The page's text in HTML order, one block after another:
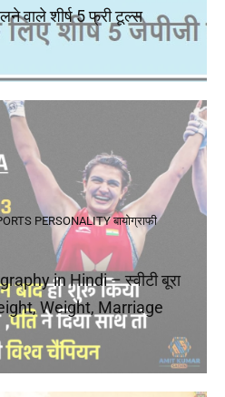
वाले शीर्ष 5 फ्री टूल्स
PERSONALITYबायोग्राफी
in Hindi – स्वीटी बूरा
Weight, Marriage